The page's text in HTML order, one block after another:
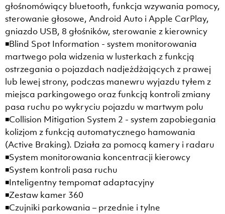
głośnomówiący bluetooth, funkcja wzywania pomocy,
sterowanie głosowe, Android Auto i Apple CarPlay,
gniazdo USB, 8 głośników, sterowanie z kierownicy
◾Blind Spot Information - system monitorowania
martwego pola widzenia w lusterkach z funkcją
ostrzegania o pojazdach nadjeżdżających z prawej
lub lewej strony, podczas manewru wyjazdu tyłem z
miejsca parkingowego oraz funkcją kontroli zmiany
pasa ruchu po wykryciu pojazdu w martwym polu
◾Collision Mitigation System 2 - system zapobiegania
kolizjom z funkcją automatycznego hamowania
(Active Braking). Działa za pomocą kamery i radaru
◾System monitorowania koncentracji kierowcy
◾System kontroli pasa ruchu
◾Inteligentny tempomat adaptacyjny
◾Zestaw kamer 360
◾Czujniki parkowania – przednie i tylne